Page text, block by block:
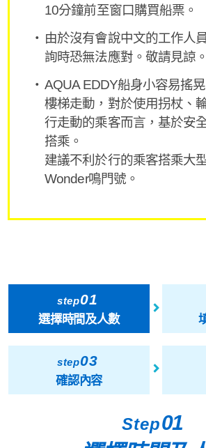
10分鐘前至窗口購買船票。
由於沒有會說中文的工作人
詢時恐無法應對。敬請見諒。
AQUA EDDY船身小容易搖
樓梯走動，對於使用拐杖、
行走動的乘客而言，基於安
搭乘。
建議不利於行的乘客搭乘大
Wonder鳴門號。
step01
選擇時間及人數
step03
確認內容
Step01